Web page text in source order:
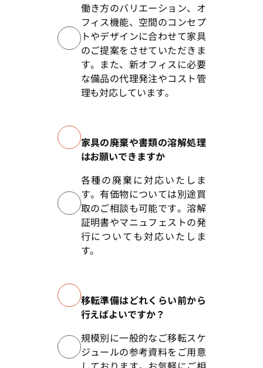
働き方のバリエーション、オ
フィス機能、空間のコンセプ
トやデザインに合わせて家具
のご提案をさせていただきま
す。また、新オフィスに必要
な備品の代理発注やコスト管
理も対応しています。
家具の廃棄や書類の溶解処理
はお願いできますか
各種の廃棄に対応いたしま
す。有価物については別途買
取のご相談も可能です。溶解
証明書やマニュフェストの発
行についても対応いたしま
す。
移転準備はどれくらい前から
行えばよいですか？
規模別に一般的なご移転スケ
ジュールの参考資料をご用意